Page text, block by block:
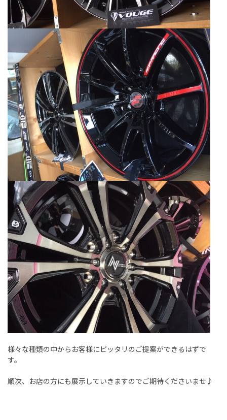
様々な種類の中からお客様にピッタリのご提案ができるはずで
す。
順次、お店の方にも展示していきますのでご期待くださいませ♪